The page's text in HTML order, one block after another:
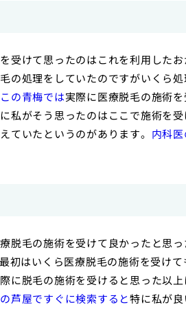
受けて思ったのはこれを利用した
の処理をしていたのですがいくら
の青梅では実際に医療脱毛の施術
私がそう思ったのはここで施術を
ていたというのがあります。 内科
脱毛の施術を受けて良かったと思っ
最初はいくら医療脱毛の施術を受け
に脱毛の施術を受けると思った以
芦屋ですぐに検索すると特に私が